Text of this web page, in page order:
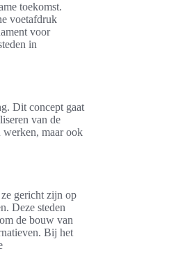
toekomst.
voetafdruk
voor
in
Dit concept gaat
van de
werken, maar ook
gericht zijn op
Deze steden
de bouw van
Bij het